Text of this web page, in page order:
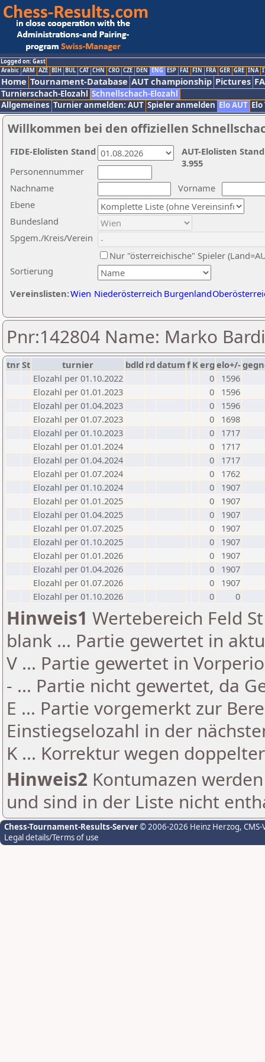
Logged on: Gast
Arabic ARM AZE BIH BUL CAT CHN CRO CZE DEN ENG ESP FAI FIN FRA GER GRE INA
Home Tournament-Database AUT championship Pictures
Turnierschach-Elozahl Schnellschach-Elozahl
Allgemeines Turnier anmelden: AUT Spieler anmelden Elo AUT
Willkommen bei den offiziellen
Nachname
Vorname
Ebene
Sortierung
Personennummer
Bundesland
Spgem./Kreis/Verein
Nur "österreichische" Spieler
Vereinslisten:Wien Niederösterreich Burgenland
AUT-Elolisten
3.955
FIDE-Elolisten Stand
Pnr:142804 Name: Marko
tnrSt turnier bdld rd datumf Kerg elo+/-
Elozahl per 01.10.2022
0
1596
Elozahl per 01.01.2023
0
1596
Elozahl per 01.04.2023
0
1596
Elozahl per 01.07.2023
0
1698
Elozahl per 01.10.2023
0
1717
Elozahl per 01.01.2024
0
1717
Elozahl per 01.04.2024
0
1717
Elozahl per 01.07.2024
0
1762
Elozahl per 01.10.2024
0
1907
Elozahl per 01.01.2025
0
1907
Elozahl per 01.04.2025
0
1907
Elozahl per 01.07.2025
0
1907
Elozahl per 01.10.2025
0
1907
Elozahl per 01.01.2026
0
1907
Elozahl per 01.04.2026
0
1907
Elozahl per 01.07.2026
0
1907
Elozahl per 01.10.2026
0 0
Hinweis1 Wertebereich Feld
blank ... Partie gewertet in
V ... Partie gewertet in
- ... Partie nicht gewertet, da
E ... Partie vorgemerkt zur
Einstiegselozahl in der
K ... Korrektur wegen
Hinweis2 Kontumazen
und sind in der Liste nicht
Chess-Tournament-Results-Server© 2006-2026 Heinz Herzog,
Legal details/Terms of use